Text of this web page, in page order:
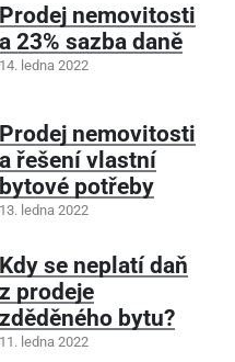
Prodej nemovitosti
a 23% sazba daně
14. ledna 2022
Prodej nemovitosti
a řešení vlastní
bytové potřeby
13. ledna 2022
Kdy se neplatí daň
z prodeje
zděděného bytu?
11. ledna 2022